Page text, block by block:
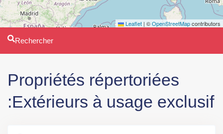
Leaflet | ©OpenStreetMapcontributors
Rechercher
Propriétés répertoriées
:Extérieurs à usage exclusif